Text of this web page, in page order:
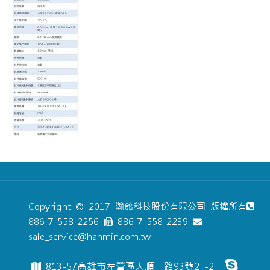
Copyright © 2017 瀚銘科技股份有限公司 版權所有
886-7-558-2256
886-7-558-2239
sale_service@hanmin.com.tw
813-57高雄市左營區大順一路93號2F-2